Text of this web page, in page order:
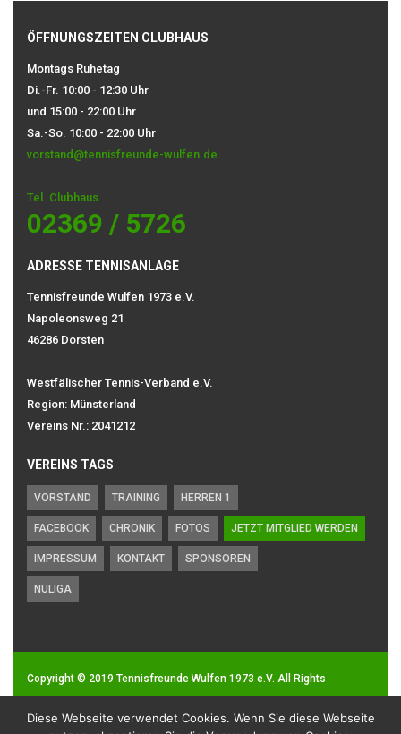
ÖFFNUNGSZEITEN CLUBHAUS
Montags Ruhetag
Di.-Fr. 10:00 - 12:30 Uhr
und 15:00 - 22:00 Uhr
Sa.-So. 10:00 - 22:00 Uhr
vorstand@tennisfreunde-wulfen.de
Tel. Clubhaus
02369 / 5726
ADRESSE TENNISANLAGE
Tennisfreunde Wulfen 1973 e.V.
Napoleonsweg 21
46286 Dorsten
Westfälischer Tennis-Verband e.V.
Region: Münsterland
Vereins Nr.: 2041212
VEREINS TAGS
VORSTAND TRAINING HERREN 1
FACEBOOK CHRONIK FOTOS JETZT MITGLIED WERDEN
IMPRESSUM KONTAKT SPONSOREN
NULIGA
Copyright © 2019 Tennisfreunde Wulfen 1973 e.V. All Rights
Diese Webseite verwendet Cookies. Wenn Sie diese Webseite